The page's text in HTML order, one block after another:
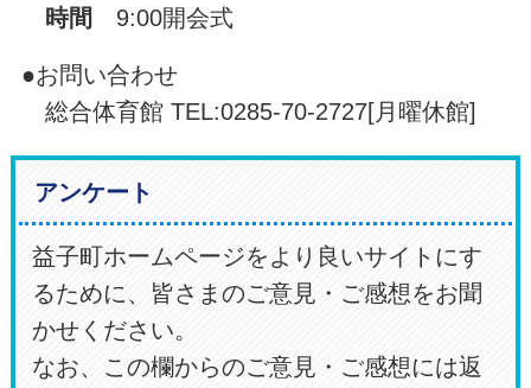
時間 9:00開会式
●お問い合わせ
総合体育館 TEL:0285-70-2727[月曜休館]
アンケート
益子町ホームページをより良いサイトにす
るために、皆さまのご意見・ご感想をお聞
かせください。
なお、この欄からのご意見・ご感想には返